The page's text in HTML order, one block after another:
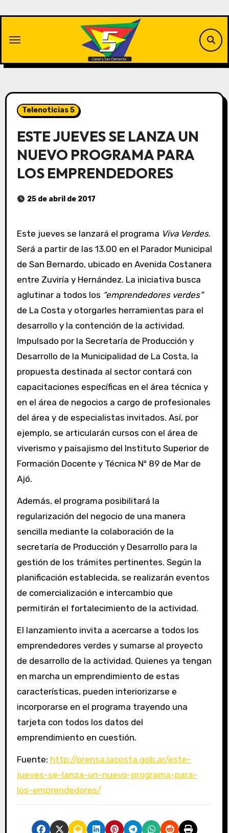
contenido
Telenoticias 5
ESTE JUEVES SE LANZA UN
NUEVO PROGRAMA PARA
LOS EMPRENDEDORES
25 de abril de 2017
Este jueves se lanzará el programa Viva Verdes.
Será a partir de las 13.00 en el Parador Municipal
de San Bernardo, ubicado en Avenida Costanera
entre Zuviría y Hernández. La iniciativa busca
aglutinar a todos los “emprendedores verdes”
de La Costa y otorgarles herramientas para el
desarrollo y la contención de la actividad.
Impulsado por la Secretaría de Producción y
Desarrollo de la Municipalidad de La Costa, la
propuesta destinada al sector contará con
capacitaciones específicas en el área técnica y
en el área de negocios a cargo de profesionales
del área y de especialistas invitados. Así, por
ejemplo, se articularán cursos con el área de
viverismo y paisajismo del Instituto Superior de
Formación Docente y Técnica Nº 89 de Mar de
Ajó.
Además, el programa posibilitará la
regularización del negocio de una manera
sencilla mediante la colaboración de la
secretaría de Producción y Desarrollo para la
gestión de los trámites pertinentes. Según la
planificación establecida, se realizarán eventos
de comercialización e intercambio que
permitirán el fortalecimiento de la actividad.
El lanzamiento invita a acercarse a todos los
emprendedores verdes y sumarse al proyecto
de desarrollo de la actividad. Quienes ya tengan
en marcha un emprendimiento de estas
características, pueden interiorizarse e
incorporarse en el programa trayendo una
tarjeta con todos los datos del
emprendimiento en cuestión.
Fuente: http://prensa.lacosta.gob.ar/este-
jueves-se-lanza-un-nuevo-programa-para-
los-emprendedores/